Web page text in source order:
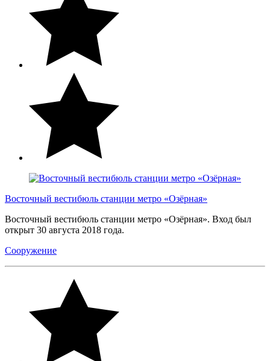
Восточный вестибюль станции метро «Озёрная»
Восточный вестибюль станции метро «Озёрная». Вход был
открыт 30 августа 2018 года.
Сооружение